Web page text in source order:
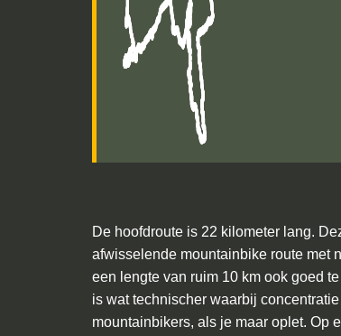
De hoofdroute is 22 kilometer lang.
afwisselende mountainbike route met
een lengte van ruim 10 km ook goed
is wat technischer waarbij
mountainbikers, als je maar oplet. Op